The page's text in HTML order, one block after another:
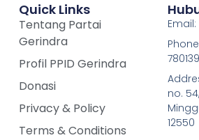
Quick Links
Tentang Partai
Gerindra
Profil PPID Gerindra
Donasi
Privacy & Policy
Terms & Conditions
no.
12550